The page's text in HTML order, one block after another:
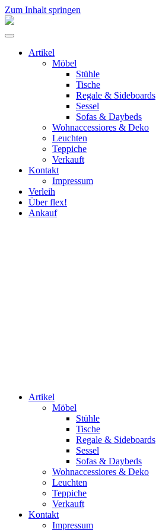
Zum Inhalt springen
flex!
vintage
Menü
umschalten
Artikel
Möbel
Stühle
Tische
Regale & Sideboards
Sessel
Sofas & Daybeds
Wohnaccessiores & Deko
Leuchten
Teppiche
Verkauft
Kontakt
Impressum
Verleih
Über flex!
Ankauf
Artikel
Möbel
Stühle
Tische
Regale & Sideboards
Sessel
Sofas & Daybeds
Wohnaccessiores & Deko
Leuchten
Teppiche
Verkauft
Kontakt
Impressum